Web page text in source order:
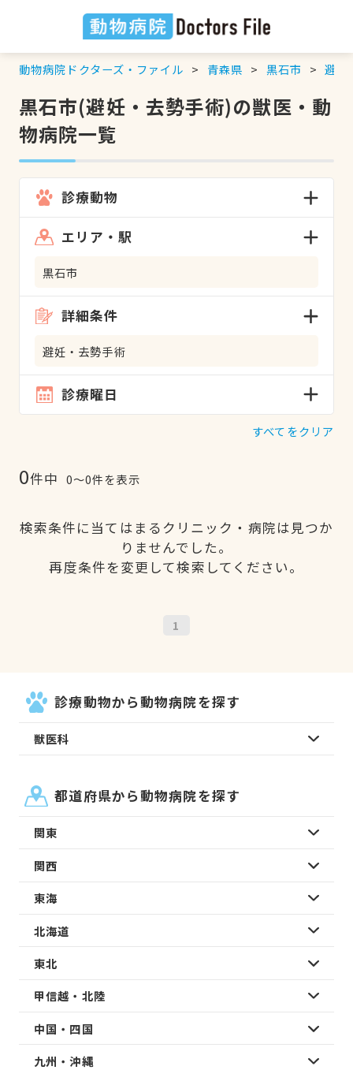
動物病院ドクターズ・ファイル 青森県 黒石市 避妊
黒石市(避妊・去勢手術)の獣医・動
物病院一覧
診療動物
エリア・駅
黒石市
詳細条件
避妊・去勢手術
診療曜日
すべてをクリア
0件中 0〜0件を表示
検索条件に当てはまるクリニック・病院は見つか
りませんでした。
再度条件を変更して検索してください。
1
診療動物から動物病院を探す
獣医科
都道府県から動物病院を探す
関東
関西
東海
北海道
東北
甲信越・北陸
中国・四国
九州・沖縄